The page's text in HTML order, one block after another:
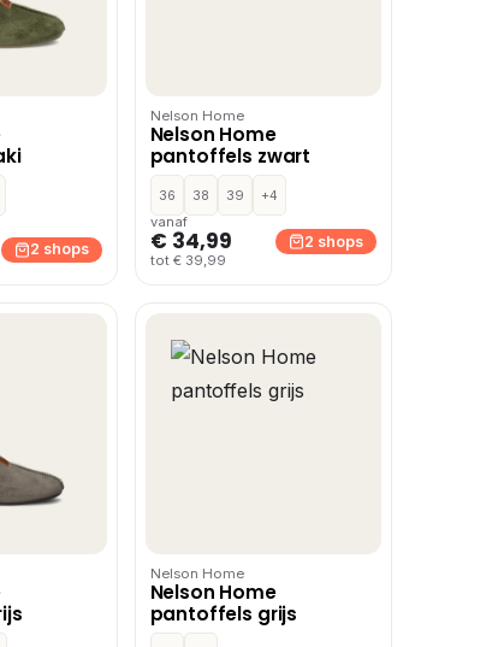
2 shops
Nelson Home
Nelson Home
pantoffels zwart
36 38 39
+4
vanaf
€ 34,99
tot € 39,99
2 shops
Nelson Home
Nelson Home
pantoffels grijs